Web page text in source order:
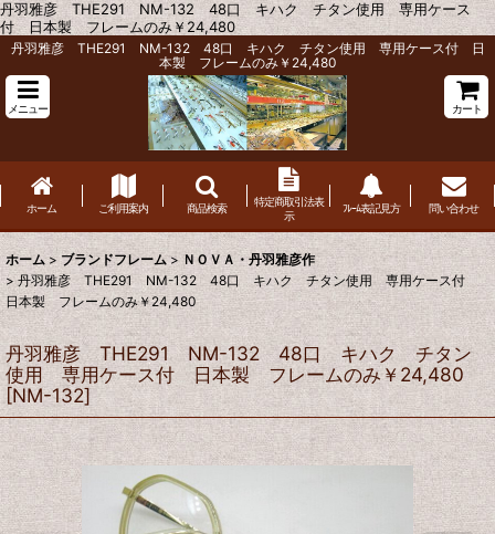
丹羽雅彦 THE291 NM-132 48口 キハク チタン使用 専用ケース
付 日本製 フレームのみ￥24,480
丹羽雅彦 THE291 NM-132 48口 キハク チタン使用 専用ケース付 日
本製 フレームのみ￥24,480
メニュー カート
ホーム ご利用案内 商品検索
特定商取引法表
示
ﾌﾚｰﾑ表記見方 問い合わせ
ホーム > ブランドフレーム > ＮＯＶＡ・丹羽雅彦作
> 丹羽雅彦 THE291 NM-132 48口 キハク チタン使用 専用ケース付
日本製 フレームのみ￥24,480
丹羽雅彦 THE291 NM-132 48口 キハク チタン
使用 専用ケース付 日本製 フレームのみ￥24,480
[NM-132]